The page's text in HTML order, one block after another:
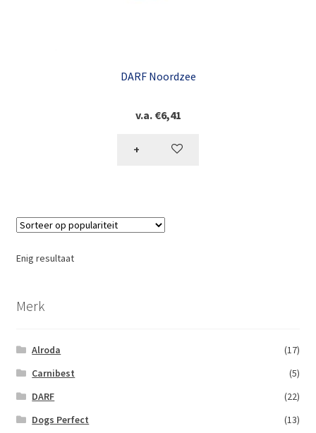
DARF Noordzee
v.a. €6,41
+
Enig resultaat
Merk
Alroda
(17)
Carnibest
(5)
DARF
(22)
Dogs Perfect
(13)